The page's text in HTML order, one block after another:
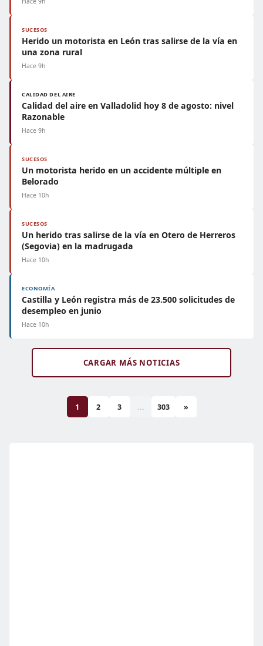
SUCESOS
Herido un motorista en León tras salirse de la vía en
una zona rural
Hace 9h
CALIDAD DEL AIRE
Calidad del aire en Valladolid hoy 8 de agosto: nivel
Razonable
Hace 9h
SUCESOS
Un motorista herido en un accidente múltiple en
Belorado
Hace 10h
SUCESOS
Un herido tras salirse de la vía en Otero de Herreros
(Segovia) en la madrugada
Hace 10h
ECONOMÍA
Castilla y León registra más de 23.500 solicitudes de
desempleo en junio
Hace 10h
CARGAR MÁS NOTICIAS
1 2 3 ... 303 »